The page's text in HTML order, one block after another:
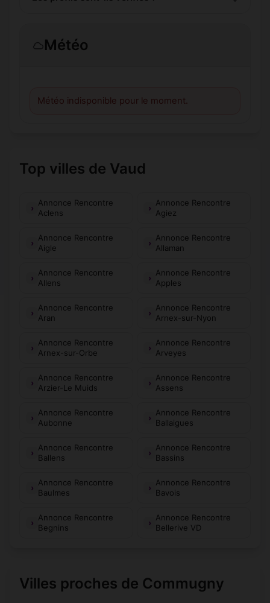
Météo
Météo indisponible pour le moment.
Top villes de Vaud
Annonce Rencontre
Aclens
Annonce Rencontre
Agiez
Annonce Rencontre
Aigle
Annonce Rencontre
Allaman
Annonce Rencontre
Allens
Annonce Rencontre
Apples
Annonce Rencontre
Aran
Annonce Rencontre
Arnex-sur-Nyon
Annonce Rencontre
Arnex-sur-Orbe
Annonce Rencontre
Arveyes
Annonce Rencontre
Arzier-Le Muids
Annonce Rencontre
Assens
Annonce Rencontre
Aubonne
Annonce Rencontre
Ballaigues
Annonce Rencontre
Ballens
Annonce Rencontre
Bassins
Annonce Rencontre
Baulmes
Annonce Rencontre
Bavois
Annonce Rencontre
Begnins
Annonce Rencontre
Bellerive VD
Villes proches de Commugny